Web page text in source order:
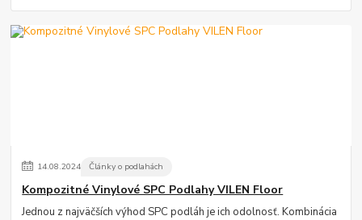
14.08.2024 Články o podlahách
Kompozitné Vinylové SPC Podlahy VILEN Floor
Jednou z najväčších výhod SPC podláh je ich odolnosť. Kombinácia